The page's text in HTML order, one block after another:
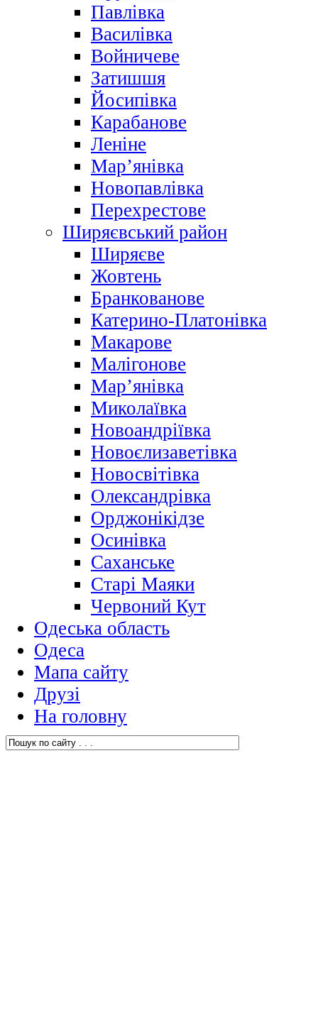
Павлівка
Василівка
Войничеве
Затишшя
Йосипівка
Карабанове
Леніне
Мар’янівка
Новопавлівка
Перехрестове
Ширяєвський район
Ширяєве
Жовтень
Бранкованове
Катерино-Платонівка
Макарове
Малігонове
Мар’янівка
Миколаївка
Новоандріївка
Новоєлизаветівка
Новосвітівка
Олександрівка
Орджонікідзе
Осинівка
Саханське
Старі Маяки
Червоний Кут
Одеська область
Одеса
Мапа сайту
Друзі
На головну